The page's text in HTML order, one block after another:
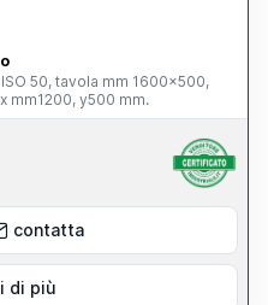
50, tavola mm 1600x500,
mm1200, y500 mm.
contatta
di più